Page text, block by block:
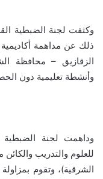
وكثفت لجنة الضبطية
ذلك عن مداهمة
الزقازيق – محافظة
وأنشطة تعليمية دون
للعلوم والتدريب
الشرقية)، وتقوم